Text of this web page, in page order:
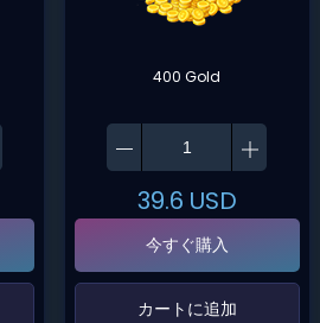
400 Gold
39.6 USD
今すぐ購入
‌カートに追加‌